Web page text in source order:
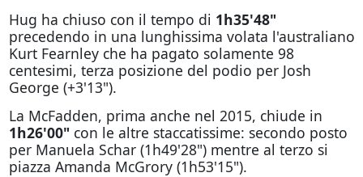
Hug ha chiuso con il tempo di 1h35'48"
precedendo in una lunghissima volata l'australiano
Kurt Fearnley che ha pagato solamente 98
centesimi, terza posizione del podio per Josh
George (+3'13").
La McFadden, prima anche nel 2015, chiude in
1h26'00" con le altre staccatissime: secondo posto
per Manuela Schar (1h49'28") mentre al terzo si
piazza Amanda McGrory (1h53'15").